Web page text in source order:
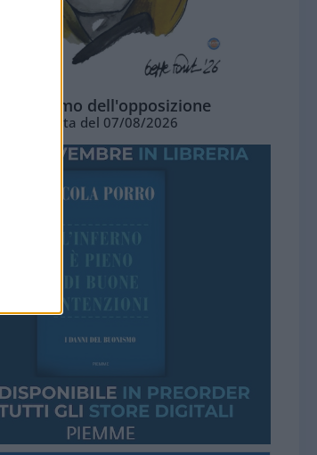
L'ottimismo dell'opposizione
Vignetta del 07/08/2026